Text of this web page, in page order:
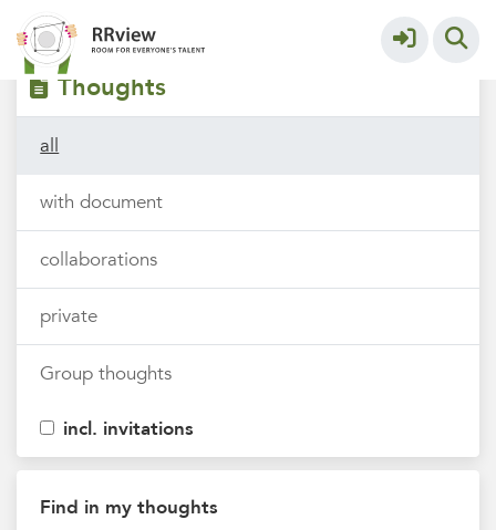
Filters tags
Thoughts
all
with document
collaborations
private
Group thoughts
incl. invitations
Find in my thoughts